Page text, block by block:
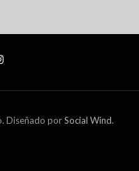
Diseñado porSocial Wind.